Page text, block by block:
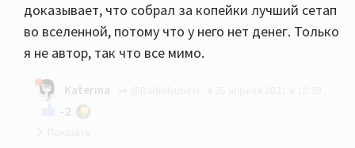
доказывает, что собрал за копейки лучший сетап
во вселенной, потому что у него нет денег. Только
я не автор, так что все мимо.
Katerina
-2